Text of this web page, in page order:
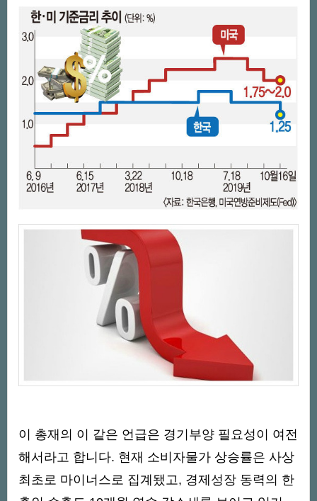
이 총재의 이 같은 언급은 경기부양 필요성이 여전
해서라고 합니다. 현재 소비자물가 상승률은 사상
최초로 마이너스로 집계됐고, 경제성장 동력의 한